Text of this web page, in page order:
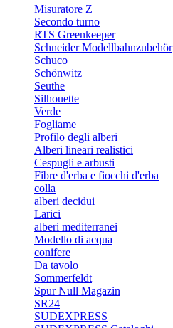
Misuratore Z
Secondo turno
RTS Greenkeeper
Schneider Modellbahnzubehör
Schuco
Schönwitz
Seuthe
Silhouette
Verde
Fogliame
Profilo degli alberi
Alberi lineari realistici
Cespugli e arbusti
Fibre d'erba e fiocchi d'erba
colla
alberi decidui
Larici
alberi mediterranei
Modello di acqua
conifere
Da tavolo
Sommerfeldt
Spur Null Magazin
SR24
SUDEXPRESS